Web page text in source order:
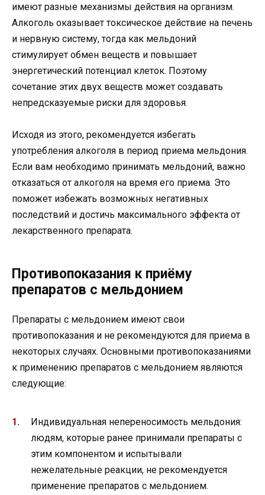
имеют разные механизмы действия на организм.
Алкоголь оказывает токсическое действие на печень
и нервную систему, тогда как мельдоний
стимулирует обмен веществ и повышает
энергетический потенциал клеток. Поэтому
сочетание этих двух веществ может создавать
непредсказуемые риски для здоровья.
Исходя из этого, рекомендуется избегать
употребления алкоголя в период приема мельдония.
Если вам необходимо принимать мельдоний, важно
отказаться от алкоголя на время его приема. Это
поможет избежать возможных негативных
последствий и достичь максимального эффекта от
лекарственного препарата.
Противопоказания к приёму
препаратов с мельдонием
Препараты с мельдонием имеют свои
противопоказания и не рекомендуются для приема в
некоторых случаях. Основными противопоказаниями
к применению препаратов с мельдонием являются
следующие:
Индивидуальная непереносимость мельдония:
людям, которые ранее принимали препараты с
этим компонентом и испытывали
нежелательные реакции, не рекомендуется
применение препаратов с мельдонием.